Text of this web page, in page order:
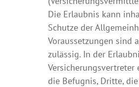
Die Erlaubnis kann
Schutze der
Voraussetzungen sind
zulässig. In der
die Befugnis, Dritte,